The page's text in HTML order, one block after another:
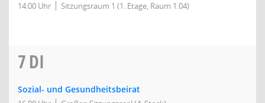
14:00 Uhr Sitzungsraum 1 (1. Etage, Raum 1.04)
7DI
Sozial- und Gesundheitsbeirat